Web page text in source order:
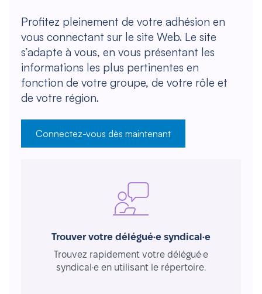
Profitez pleinement de votre adhésion en
vous connectant sur le site Web. Le site
s’adapte à vous, en vous présentant les
informations les plus pertinentes en
fonction de votre groupe, de votre rôle et
de votre région.
Connectez-vous dès maintenant
Trouver votre délégué·e syndical·e
Trouvez rapidement votre délégué·e
syndical·e en utilisant le répertoire.